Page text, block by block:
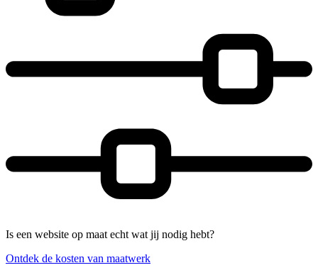
Is een website op maat echt wat jij nodig hebt?
Ontdek de kosten van maatwerk